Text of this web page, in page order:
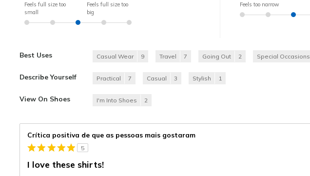
Feels full size too
small
Feels full size too
big
Feels too narrow
Best Uses Casual Wear 9 Travel 7 Going Out 2 Special Occasions
Describe Yourself Practical 7 Casual 3 Stylish 1
View On Shoes I'm Into Shoes 2
Crítica positiva de que as pessoas mais gostaram
5
I love these shirts!